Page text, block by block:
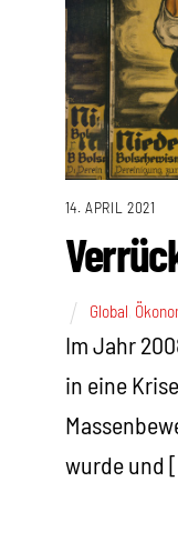
14. APRIL 2021
Global
Im Jahr
in eine
wurde und